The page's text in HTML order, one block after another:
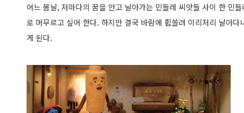
어느 봄날, 저마다의 꿈을 안고 날아가는 민들레 씨앗들 사이 한 민
로 머무르고 싶어 한다. 하지만 결국 바람에 휩쓸려 이리저리 날아
게 된다.